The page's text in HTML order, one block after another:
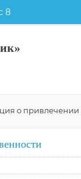
8
о привлечении